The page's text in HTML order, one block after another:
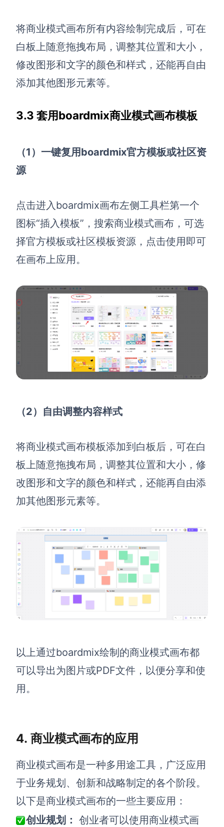
将商业模式画布所有内容绘制完成后，可在
白板上随意拖拽布局，调整其位置和大小，
修改图形和文字的颜色和样式，还能再自由
添加其他图形元素等。
3.3 套用boardmix商业模式画布模板
（1）一键复用boardmix官方模板或社区资
源
点击进入boardmix画布左侧工具栏第一个
图标“插入模板”，搜索商业模式画布，可选
择官方模板或社区模板资源，点击使用即可
在画布上应用。
（2）自由调整内容样式
将商业模式画布模板添加到白板后，可在白
板上随意拖拽布局，调整其位置和大小，修
改图形和文字的颜色和样式，还能再自由添
加其他图形元素等。
以上通过boardmix绘制的商业模式画布都
可以导出为图片或PDF文件，以便分享和使
用。
4. 商业模式画布的应用
商业模式画布是一种多用途工具，广泛应用
于业务规划、创新和战略制定的各个阶段。
以下是商业模式画布的一些主要应用：
创业规划： 创业者可以使用商业模式画